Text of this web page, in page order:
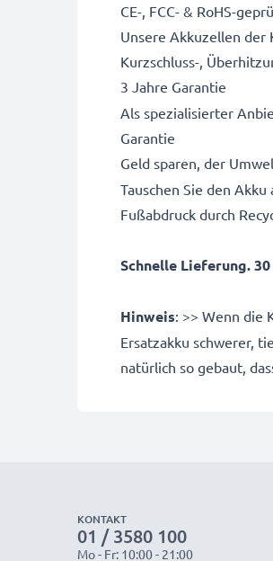
CE-, FCC- & RoHS-
Unsere Akkuzellen
Kurzschluss-,
3 Jahre Garantie
Als spezialisierter
Garantie
Geld sparen, der
Tauschen Sie den
Fußabdruck durch
Schnelle Lieferung.
Hinweis: >> Wenn die
Ersatzakku schwerer,
natürlich so gebaut,
KONTAKT
01 / 3580 100
Mo - Fr: 10:00 - 21:00